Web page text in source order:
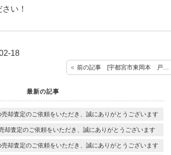
い！
18
＜ 前の記事 [宇都宮市東岡本 戸建て ご契約おめでとうございます]
最新の記事
却査定のご依頼をいただき、誠にありがとうございます
却査定のご依頼をいただき、誠にありがとうございます
却査定のご依頼をいただき、誠にありがとうございます